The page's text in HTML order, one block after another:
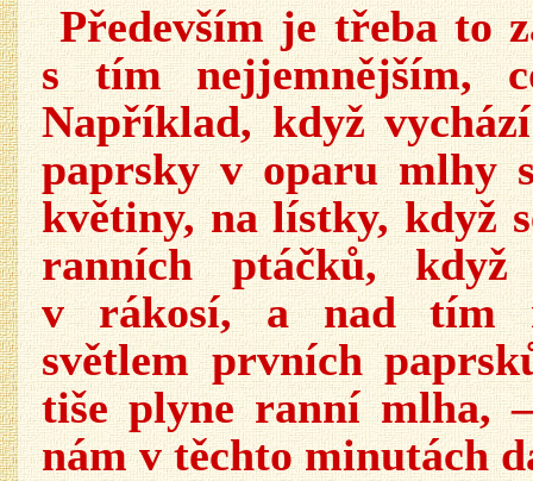
Především je třeba to
s tím nejjemnějším,
Například, když
paprsky v oparu mlhy
květiny, na lístky, když
ranních ptáčků,
v rákosí, a nad tím
světlem prvních
tiše plyne ranní mlha,
nám v těchto minutách